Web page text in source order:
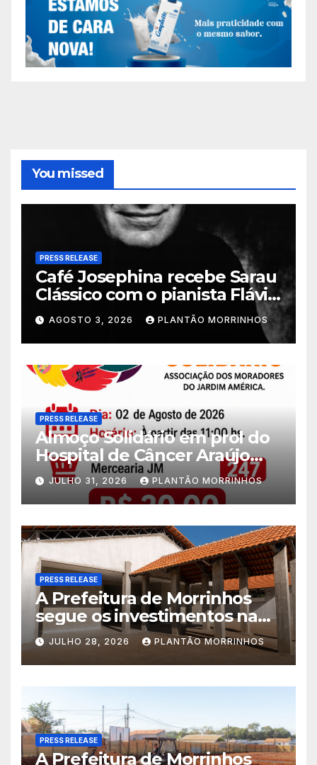
You missed
PRESS RELEASE
Café Josephina recebe Sarau
Clássico com o pianista Flávio
Varani nesta terça-feira
AGOSTO 3, 2026 PLANTÃO MORRINHOS
PRESS RELEASE
Almoço Solidário em prol do
Hospital de Câncer Araújo
Jorge é realizado no Jardim
América
JULHO 31, 2026 PLANTÃO MORRINHOS
PRESS RELEASE
A Prefeitura de Morrinhos
segue os investimentos na
educação. A obra da Escola
Municipal Eudóxio de
Figueiredo avança em ritmo
acelerado e já ganha forma.
JULHO 28, 2026 PLANTÃO MORRINHOS
PRESS RELEASE
A Prefeitura de Morrinhos